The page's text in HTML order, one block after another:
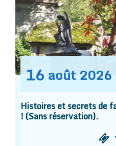
16 août 2026
Histoires et secrets de
! (Sans réservation).